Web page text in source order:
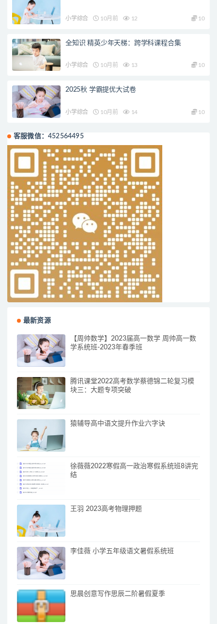
小学综合 10月前 12 10
全知识 精英少年天梯：跨学科课程合集
小学综合 10月前 13 10
2025秋 学霸提优大试卷
小学综合 10月前 14 10
客服微信：452564495
最新资源
【周帅数学】2023届高一数学 周帅高一数
学系统班-2023年春季班
腾讯课堂2022高考数学蔡德锦二轮复习模
块三：大题专项突破
猿辅导高中语文提升作业六字诀
徐薇薇2022寒假高一政治寒假系统班8讲完
结
王羽 2023高考物理押题
李佳薇 小学五年级语文暑假系统班
思晨创意写作思辰二阶暑假夏季